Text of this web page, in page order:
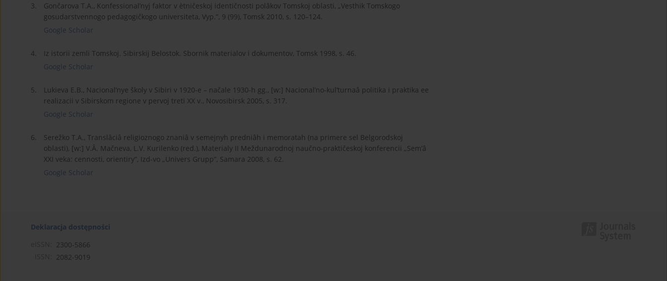
3.
Gončarova T.A., Konfessional’nyj faktor v ètničeskoj identičnosti polâkov Tomskoj oblasti, „Vesthik Tomskogo
gosudarstvennogo pedagogičkogo universiteta, Vyp.”, 9 (99), Tomsk 2010, s. 120–124.
Google Scholar
4.
Iz istorii zemli Tomskoj. Sibirskij Belostok. Sbornik materialov i dokumentov, Tomsk 1998, s. 46.
Google Scholar
5.
Lukieva E.B., Nacional’nye školy v Sibiri v 1920-e – načale 1930-h gg., [w:] Nacional’no-kul’turnaâ politika i praktika ee
realizacii v Sibirskom regione v pervoj treti XX v., Novosibirsk 2005, s. 317.
Google Scholar
6.
Serežko T.A., Translâciâ religioznogo znaniâ v semejnyh predniâh i memoratah (na primere sel Belgorodskoj
oblasti), [w:] V.Â. Mačneva, L.V. Kurilenko (red.), Materialy II Meždunarodnoj naučno-praktičeskoj konferencii „Sem’â
XXI veka: cennosti, orientiry”, Izd-vo „Univers Grupp”, Samara 2008, s. 62.
Google Scholar
Deklaracja dostępności
2300-5866
2082-9019